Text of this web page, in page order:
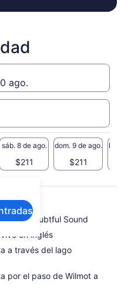
ago.
sáb. 8 de ago.
$211
dom. 9 de ago.
$211
lun.
en Doubtful Sound
en inglés
a través del lago
por el paso de Wilmot a